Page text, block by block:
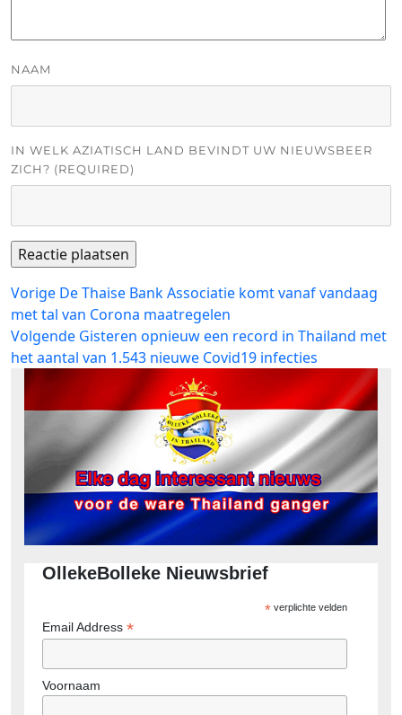
NAAM
IN WELK AZIATISCH LAND BEVINDT UW NIEUWSBEER
ZICH? (REQUIRED)
Bericht
navigatie
Vorige Vorig
bericht:
De Thaise Bank Associatie komt vanaf vandaag
met tal van Corona maatregelen
Volgende Volgend
bericht:
Gisteren opnieuw een record in Thailand met
het aantal van 1.543 nieuwe Covid19 infecties
OllekeBolleke Nieuwsbrief
*verplichte velden
Email Address *
Voornaam